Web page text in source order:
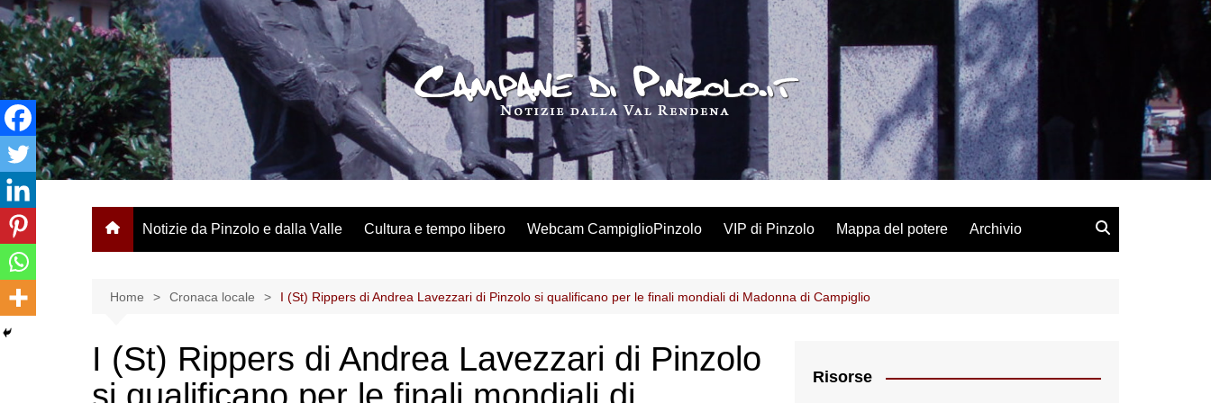
Salta
al
contenuto
Notizie da Pinzolo e dalla Valle Cultura e tempo libero Webcam CampiglioPinzolo VIP di Pinzolo Mappa del potere Archivio
Home Cronaca locale I (St) Rippers di Andrea Lavezzari di Pinzolo si qualificano per le finali mondiali di Madonna di Campiglio
I (St) Rippers di Andrea Lavezzari di Pinzolo
Risorse